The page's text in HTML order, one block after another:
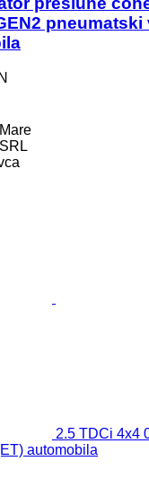
2.5 TDCi 4x4
automobila